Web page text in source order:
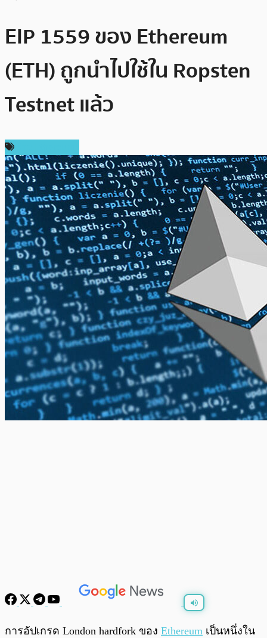
EIP 1559 ของ Ethereum
(ETH) ถูกนำไปใช้ใน Ropsten
Testnet แล้ว
พร้อมเล่น 0:00 0:00
การอัปเกรด London hardfork ของ Ethereum เป็นหนึ่งใน